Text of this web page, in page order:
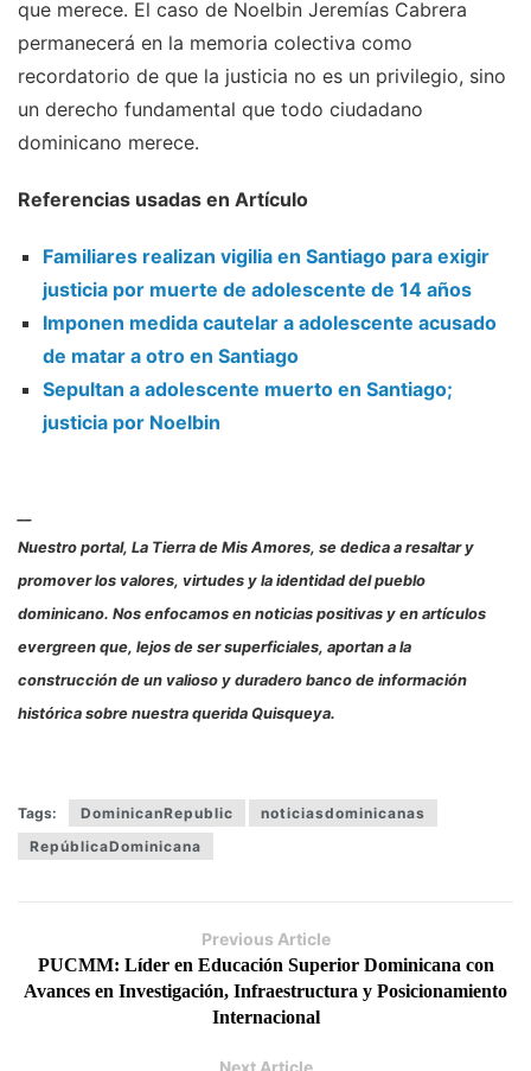
que merece. El caso de Noelbin Jeremías Cabrera
permanecerá en la memoria colectiva como
recordatorio de que la justicia no es un privilegio, sino
un derecho fundamental que todo ciudadano
dominicano merece.
Referencias usadas en Artículo
Familiares realizan vigilia en Santiago para exigir
justicia por muerte de adolescente de 14 años
Imponen medida cautelar a adolescente acusado
de matar a otro en Santiago
Sepultan a adolescente muerto en Santiago;
justicia por Noelbin
Nuestro portal, La Tierra de Mis Amores, se dedica a resaltar y
promover los valores, virtudes y la identidad del pueblo
dominicano. Nos enfocamos en noticias positivas y en artículos
evergreen que, lejos de ser superficiales, aportan a la
construcción de un valioso y duradero banco de información
histórica sobre nuestra querida Quisqueya.
Tags: DominicanRepublic
noticiasdominicanas
RepúblicaDominicana
Previous Article
PUCMM: Líder en Educación Superior Dominicana con
Avances en Investigación, Infraestructura y Posicionamiento
Internacional
Next Article